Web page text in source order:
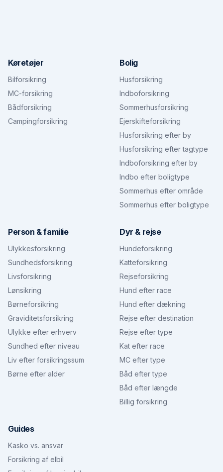
Køretøjer
Bilforsikring
MC-forsikring
Bådforsikring
Campingforsikring
Bolig
Husforsikring
Indboforsikring
Sommerhusforsikring
Ejerskifteforsikring
Husforsikring efter by
Husforsikring efter tagtype
Indboforsikring efter by
Indbo efter boligtype
Sommerhus efter område
Sommerhus efter boligtype
Person & familie
Ulykkesforsikring
Sundhedsforsikring
Livsforsikring
Lønsikring
Børneforsikring
Graviditetsforsikring
Ulykke efter erhverv
Sundhed efter niveau
Liv efter forsikringssum
Børne efter alder
Dyr & rejse
Hundeforsikring
Katteforsikring
Rejseforsikring
Hund efter race
Hund efter dækning
Rejse efter destination
Rejse efter type
Kat efter race
MC efter type
Båd efter type
Båd efter længde
Billig forsikring
Guides
Kasko vs. ansvar
Forsikring af elbil